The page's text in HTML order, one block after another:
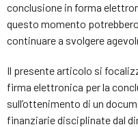
conclusione in forma
questo momento
continuare a svolgere
Il presente articolo si
firma elettronica per la
sull’ottenimento di un
finanziarie disciplinate dal